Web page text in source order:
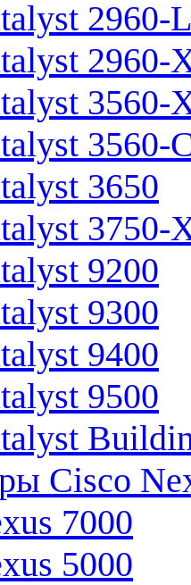
2960-L
2960-
3560-
3560-
3650
3750-
9200
9300
9400
9500
Cisco
7000
5000